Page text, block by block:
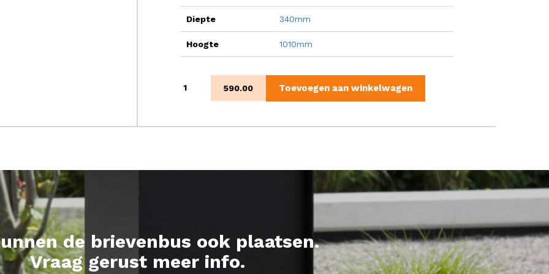
Diepte 340mm
Hoogte 1010mm
Woodlook 590.00 Toevoegen aan winkelwagen
de brievenbus ook plaatsen.
Vraag gerust meer info.